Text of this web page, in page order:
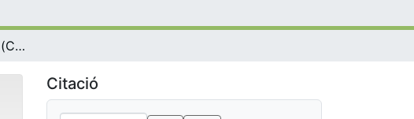
15 anys de la revista (Con)textos
Citació